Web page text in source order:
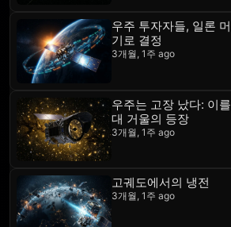
우주 투자자들, 일론
기로 결정
3개월, 1주 ago
우주는 고장 났다: 이
대 거울의 등장
3개월, 1주 ago
고궤도에서의 냉전
3개월, 1주 ago